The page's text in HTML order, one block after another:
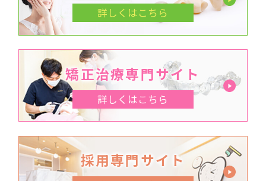
詳しくはこちら
矯正治療専門サイト
詳しくはこちら
採用専門サイト